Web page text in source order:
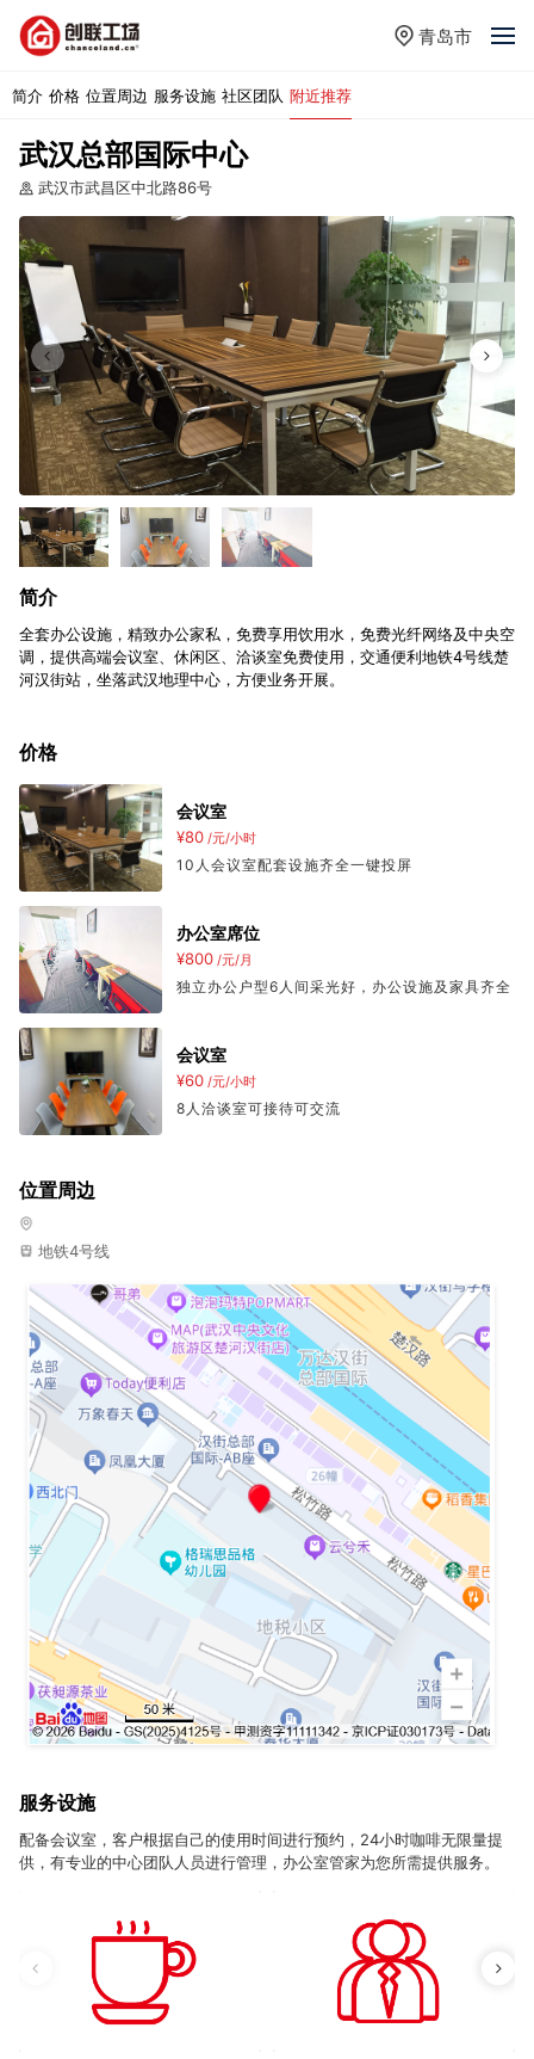
青岛市
简介 价格 位置周边 服务设施 社区团队 附近推荐
武汉总部国际中心
武汉市武昌区中北路86号
简介
全套办公设施，精致办公家私，免费享用饮用水，免费光纤网络及中央空
调，提供高端会议室、休闲区、洽谈室免费使用，交通便利地铁4号线楚
河汉街站，坐落武汉地理中心，方便业务开展。
价格
会议室
¥80 /元/小时
10人会议室配套设施齐全一键投屏
办公室席位
¥800 /元/月
独立办公户型6人间采光好，办公设施及家具齐全
会议室
¥60 /元/小时
8人洽谈室可接待可交流
位置周边
地铁4号线
服务设施
配备会议室，客户根据自己的使用时间进行预约，24小时咖啡无限量提
供，有专业的中心团队人员进行管理，办公室管家为您所需提供服务。